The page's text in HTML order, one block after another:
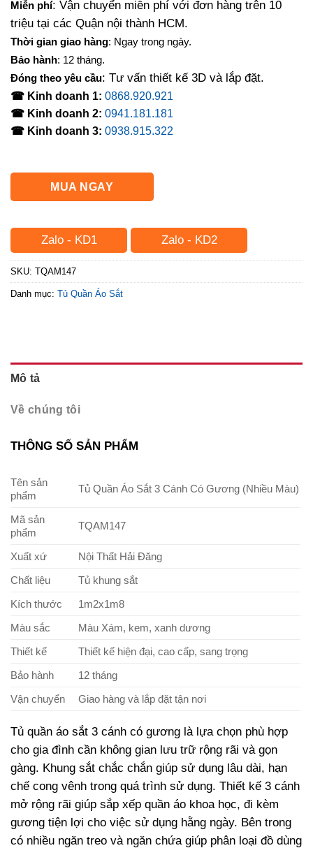
1,500,000₫.
Miễn phí: Vận chuyển miễn phí với đơn hàng trên 10
triệu tại các Quận nội thành HCM.
Thời gian giao hàng: Ngay trong ngày.
Bảo hành: 12 tháng.
Đóng theo yêu cầu: Tư vấn thiết kế 3D và lắp đặt.
☎ Kinh doanh 1: 0868.920.921
☎ Kinh doanh 2: 0941.181.181
☎ Kinh doanh 3: 0938.915.322
MUA NGAY
Zalo - KD1 Zalo - KD2
SKU: TQAM147
Danh mục: Tủ Quần Áo Sắt
Mô tả
Về chúng tôi
THÔNG SỐ SẢN PHẨM
Tên sản
phẩm
Tủ Quần Áo Sắt 3 Cánh Có Gương (Nhiều Màu)
Mã sản
phẩm
TQAM147
Xuất xứ
Nội Thất Hải Đăng
Chất liệu
Tủ khung sắt
Kích thước
1m2x1m8
Màu sắc
Màu Xám, kem, xanh dương
Thiết kế
Thiết kế hiện đại, cao cấp, sang trọng
Bảo hành
12 tháng
Vận chuyển
Giao hàng và lắp đặt tận nơi
Tủ quần áo sắt 3 cánh có gương là lựa chọn phù hợp
cho gia đình cần không gian lưu trữ rộng rãi và gọn
gàng. Khung sắt chắc chắn giúp sử dụng lâu dài, hạn
chế cong vênh trong quá trình sử dụng. Thiết kế 3 cánh
mở rộng rãi giúp sắp xếp quần áo khoa học, đi kèm
gương tiện lợi cho việc sử dụng hằng ngày. Bên trong
có nhiều ngăn treo và ngăn chứa giúp phân loại đồ dùng